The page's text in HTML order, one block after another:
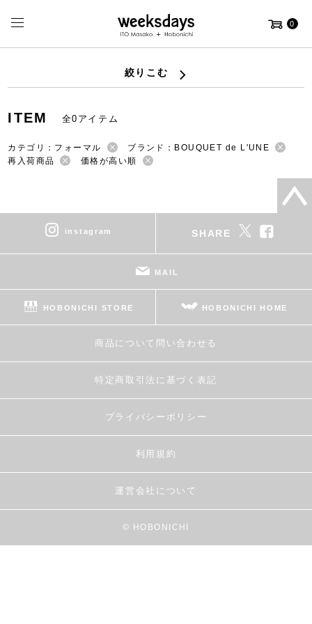
0
絞りこむ
ITEM 全0アイテム
カテゴリ：フォーマル
ブランド：BOUQUET de L'UNE
再入荷商品
価格が高い順
instagram SHARE
MAIL
HOBONICHI STORE HOBONICHI HOME
商品について問い合わせる
特定商取引法に基づく表記
プライバシーポリシー
利用規約
運営会社について
© HOBONICHI